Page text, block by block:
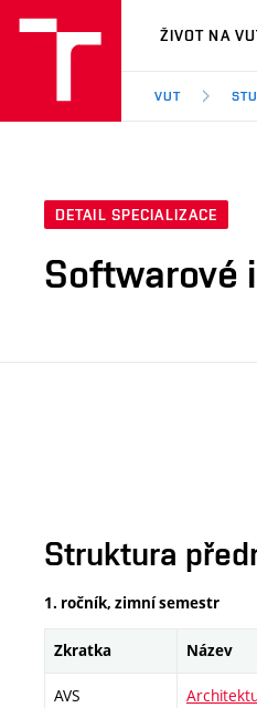
VUT
ŽIVOT NA
VUT
DETAIL SPECIALIZACE
Softwarové
Struktura
1. ročník, zimní semestr
Zkratka Název
AVS